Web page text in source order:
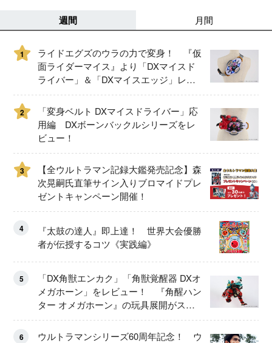
週間 月間
1
ライドエグズのウラの力で変身！ 『仮
面ライダーマイス』より「DXマイスド
ライバー」＆「DXマイスエッジ」レビ
ュー！
2
「変身ベルト DXマイスドライバー」応
用編 DXボーンバックルシリーズをレ
ビュー！
3
【全ウルトラマン記録大鑑発売記念】森
次晃嗣氏直筆サイン入りブロマイドプレ
ゼントキャンペーン開催！
4
『太鼓の達人』即上達！ 世界大会優勝
者が伝授するコツ《実践編》
5
「DX角獣エンカク」「角獣覚醒器 DXオ
メガホーン」をレビュー！ 『角醒ハン
ター オメガホーン』の玩具展開がスタ
ート！
6 ウルトラマンシリーズ60周年記念！ ウ